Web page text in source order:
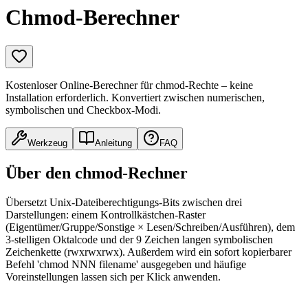
Chmod-Berechner
Kostenloser Online-Berechner für chmod-Rechte – keine
Installation erforderlich. Konvertiert zwischen numerischen,
symbolischen und Checkbox-Modi.
Werkzeug Anleitung FAQ
Über den chmod-Rechner
Übersetzt Unix-Dateiberechtigungs-Bits zwischen drei
Darstellungen: einem Kontrollkästchen-Raster
(Eigentümer/Gruppe/Sonstige × Lesen/Schreiben/Ausführen), dem
3-stelligen Oktalcode und der 9 Zeichen langen symbolischen
Zeichenkette (rwxrwxrwx). Außerdem wird ein sofort kopierbarer
Befehl 'chmod NNN filename' ausgegeben und häufige
Voreinstellungen lassen sich per Klick anwenden.